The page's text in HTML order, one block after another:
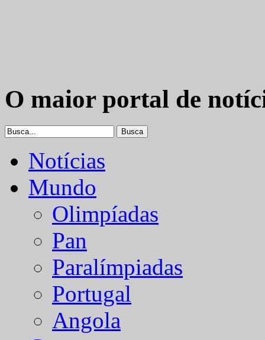
O maior portal de
Notícias
Mundo
Olimpíadas
Pan
Paralímpiadas
Portugal
Angola